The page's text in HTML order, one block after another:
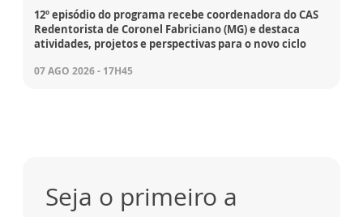
12º episódio do programa recebe coordenadora do CAS
Redentorista de Coronel Fabriciano (MG) e destaca
atividades, projetos e perspectivas para o novo ciclo
07 AGO 2026 - 17H45
Seja o primeiro a